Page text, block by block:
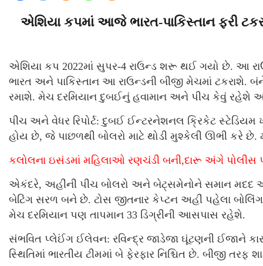
એશિયા કપમાં આજે ભારત-પાકિસ્તાન ફરી
એશિયા કપ 2022માં સુપર-4 રાઉન્ડ શરૂ થઈ ગયો છે. આ
ભારત અને પાકિસ્તાન આ રાઉન્ડની બીજી મેચમાં ટકરાશે.
રમાશે. મેચ દરમિયાન દુબઈનું હવામાન અને પીચ કેવું રહેશે
પીચ અને વેધર રિપોર્ટ: દુબઈ ઈન્ટરનેશનલ ક્રિકેટ
હોય છે, જે પાછળથી બોલરો માટે થોડી મુશ્કેલી ઊભી કરે છે.
કલોલના ઇસંડમાં મહિલાઓ રણચંડી બની,દારૂ અંગે પોલીસ
એકંદરે, અહીંની પીચ બોલરો અને બેટ્સમેનોને સમાન
બેટિંગ સરળ બને છે. ટોસ જીતનાર કેપ્ટન અહીં પહેલા
મેચ દરમિયાન પણ તાપમાન 33 ડિગ્રીની આસપાસ રહેશે.
સંભવિત પ્લેઈંગ ઈલેવન: રવિન્દ્ર જાડેજા ઘૂંટણની ઈજાને
સ્થિતિમાં ભારતીય ટીમમાં બે ફેરફાર નિશ્ચિત છે. બીજી